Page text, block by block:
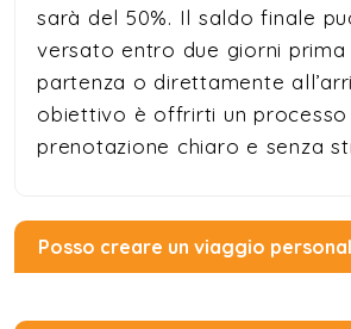
sarà del 50%. Il saldo finale
versato entro due giorni prima
partenza o direttamente
obiettivo è offrirti un processo
prenotazione chiaro e senza
Posso creare un viaggio